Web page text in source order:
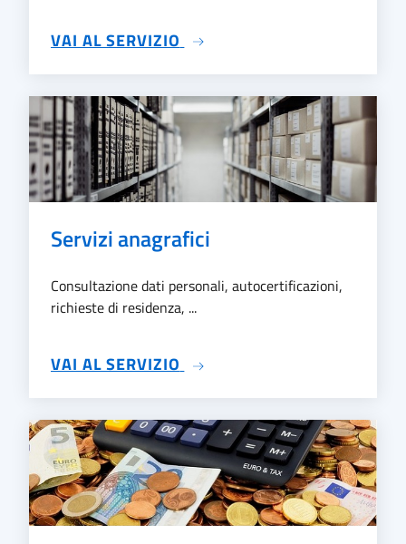
VAI AL SERVIZIO SU ATTI AMMINISTRATIVI
Servizi anagrafici
Consultazione dati personali, autocertificazioni,
richieste di residenza, ...
VAI AL SERVIZIO SU SERVIZI ANAGRAFICI